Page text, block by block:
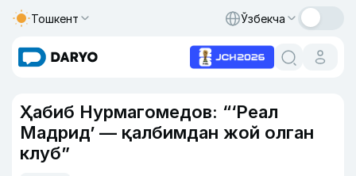
Тошкент Ўзбекча
Ҳабиб Нурмагомедов: “‘Реал
Мадрид’ — қалбимдан жой олган
клуб”